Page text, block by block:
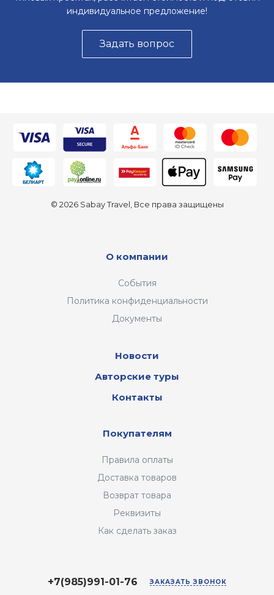
индивидуальное предложение!
Задать вопрос
© 2026 Sabay Travel, Все права защищены
О компании
События
Политика конфиденциальности
Документы
Новости
Авторские туры
Контакты
Покупателям
Правила оплаты
Доставка товаров
Возврат товара
Реквизиты
Как сделать заказ
+7(985)991-01-76 ЗАКАЗАТЬ ЗВОНОК